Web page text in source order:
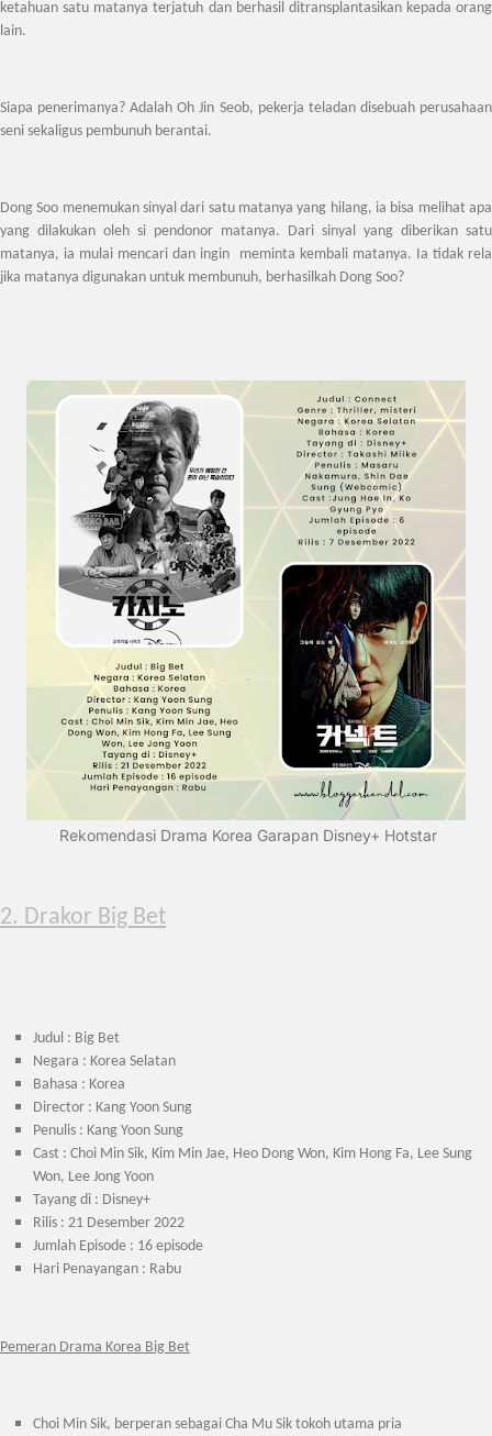
ketahuan satu matanya terjatuh dan berhasil ditransplantasikan kepada orang
lain.
Siapa penerimanya? Adalah Oh Jin Seob, pekerja teladan disebuah perusahaan
seni sekaligus pembunuh berantai.
Dong Soo menemukan sinyal dari satu matanya yang hilang, ia bisa melihat apa
yang dilakukan oleh si pendonor matanya. Dari sinyal yang diberikan satu
matanya, ia mulai mencari dan ingin meminta kembali matanya. Ia tidak rela
jika matanya digunakan untuk membunuh, berhasilkah Dong Soo?
Rekomendasi Drama Korea Garapan Disney+ Hotstar
2. Drakor Big Bet
Judul : Big Bet
Negara : Korea Selatan
Bahasa : Korea
Director : Kang Yoon Sung
Penulis : Kang Yoon Sung
Cast : Choi Min Sik, Kim Min Jae, Heo Dong Won, Kim Hong Fa, Lee Sung
Won, Lee Jong Yoon
Tayang di : Disney+
Rilis : 21 Desember 2022
Jumlah Episode : 16 episode
Hari Penayangan : Rabu
Pemeran Drama Korea Big Bet
Choi Min Sik, berperan sebagai Cha Mu Sik tokoh utama pria